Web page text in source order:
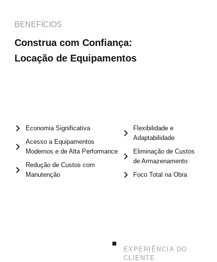
BENEFÍCIOS
Construa com Confiança:
Locação de Equipamentos
Economia Significativa
Acesso a Equipamentos
Modernos e de Alta Performance
Redução de Custos com
Manutenção
Flexibilidade e
Adaptabilidade
Eliminação de Custos
de Armazenamento
Foco Total na Obra
EXPERIÊNCIA DO
CLIENTE